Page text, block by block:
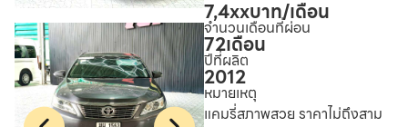
7,4xxบาท/เดือน
จำนวนเดือนที่ผ่อน
72เดือน
ปีที่ผลิต
2012
หมายเหตุ
แคมรี่สภาพสวย ราคาไม่ถึงสาม